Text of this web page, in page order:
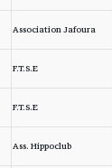
Association Jafoura
F.T.S.E
F.T.S.E
Ass. Hippoclub